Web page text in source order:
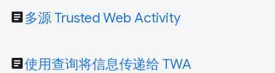
article 多源 Trusted Web Activity
article使用查询将信息传递给 TWA